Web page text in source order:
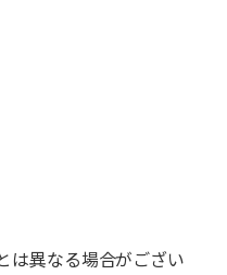
は異なる場合がござい